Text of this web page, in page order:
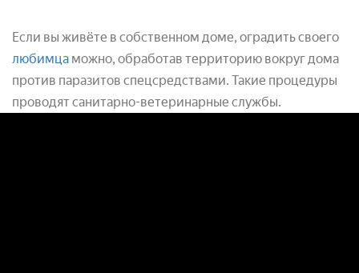
Если вы живёте в собственном доме, оградить своего
любимца можно, обработав территорию вокруг дома
против паразитов спецсредствами. Такие процедуры
проводят санитарно-ветеринарные службы.